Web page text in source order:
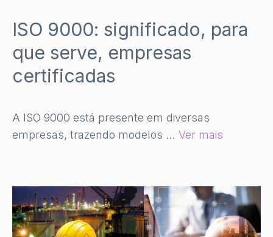
ISO 9000: significado, para
que serve, empresas
certificadas
A ISO 9000 está presente em diversas
empresas, trazendo modelos … Ver mais